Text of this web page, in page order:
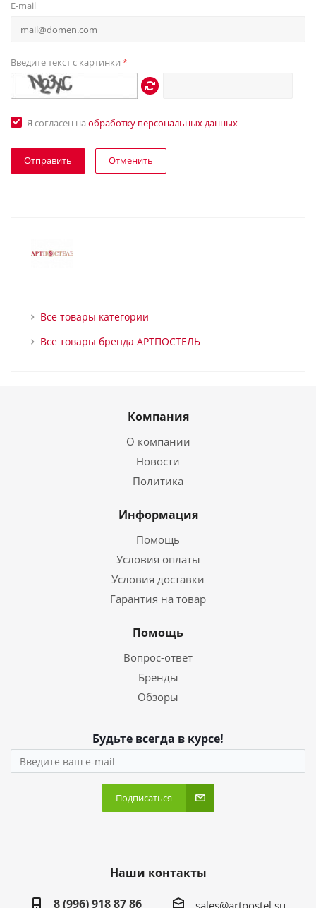
E-mail
Введите текст с картинки *
Я согласен на обработку персональных данных
Отменить
Все товары категории
Все товары бренда АРТПОСТЕЛЬ
Компания
О компании
Новости
Политика
Информация
Помощь
Условия оплаты
Условия доставки
Гарантия на товар
Помощь
Вопрос-ответ
Бренды
Обзоры
Будьте всегда в курсе!
Подписаться
Наши контакты
8 (996) 918 87 86
sales@artpostel.su